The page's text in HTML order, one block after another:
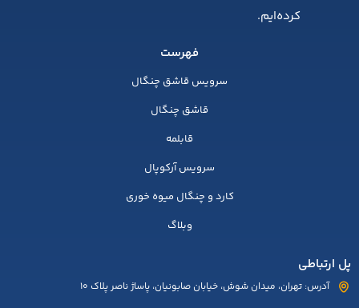
کرده‌ایم.
فهرست
سرویس قاشق چنگال
قاشق چنگال
قابلمه
سرویس آرکوپال
کارد و چنگال میوه خوری
وبلاگ
پل ارتباطی
آدرس: تهران، میدان شوش، خیابان صابونیان، پاساژ ناصر پلاک 10